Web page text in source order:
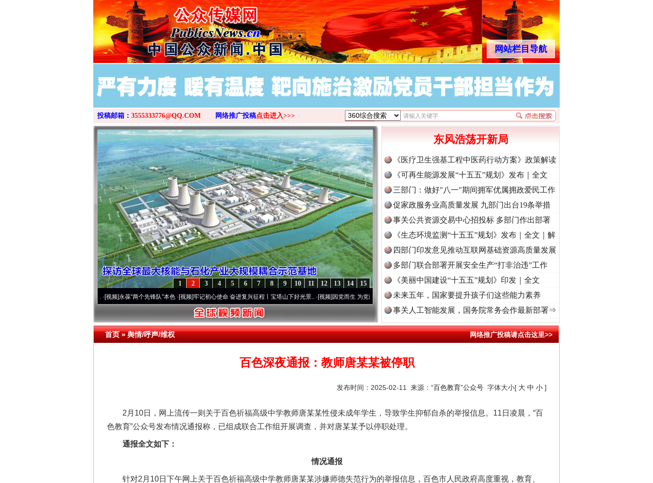
网站栏目导航
投稿邮箱： 3555333776@QQ.COM 网络推广投稿点击进入>>>
15
14
13
12
11
10
9
8
7
6
5
4
3
2
1
永葆“两个先锋队”本色·[视频]牢记初心使命 奋进复兴征程丨宝塔山下好光景..·[视频]因党而生 为党而战——百年“纪”事⑧加强纪律..·[视频]牢记初心使命 奋进复兴征程丨“转折之城”激荡..
东风浩荡开新局
《医疗卫生强基工程中医药行动方案》政策解读
《可再生能源发展“十五五”规划》发布｜全文
三部门：做好"八一"期间拥军优属拥政爱民工作
促家政服务业高质量发展 九部门出台19条举措
事关公共资源交易中心招投标 多部门作出部署
《生态环境监测“十五五”规划》发布｜全文｜解
读
四部门印发意见推动互联网基础资源高质量发展
多部门联合部署开展安全生产“打非治违”工作
《美丽中国建设“十五五”规划》印发｜全文
未来五年，国家要提升孩子们这些能力素养
事关人工智能发展，国务院常务会作最新部署⇒
首页»舆情/呼声/维权 网络推广投稿请点击这里>>
百色深夜通报：教师唐某某被停职
发布时间：2025-02-11 来源： “百色教育”公众号 字体大小[ 大 中 小 ]
2月10日，网上流传一则关于百色祈福高级中学教师唐某某性侵未成年学生，导致学生抑郁自杀的举报信息。11日凌晨，“百
色教育”公众号发布情况通报称，已组成联合工作组开展调查，并对唐某某予以停职处理。
通报全文如下：
情况通报
针对2月10日下午网上关于百色祈福高级中学教师唐某某涉嫌师德失范行为的举报信息，百色市人民政府高度重视，教育、